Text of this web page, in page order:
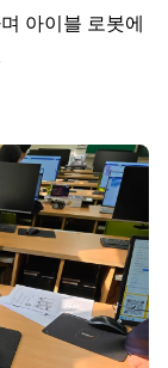
아이블 로봇에